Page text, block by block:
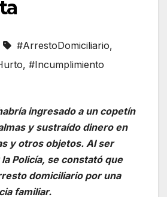
#ArrestoDomiciliario,
, #Incumplimiento
ingresado a un copetín
y sustraído dinero en
y otros objetos. Al ser
Policía, se constató que
domiciliario por una
familiar.